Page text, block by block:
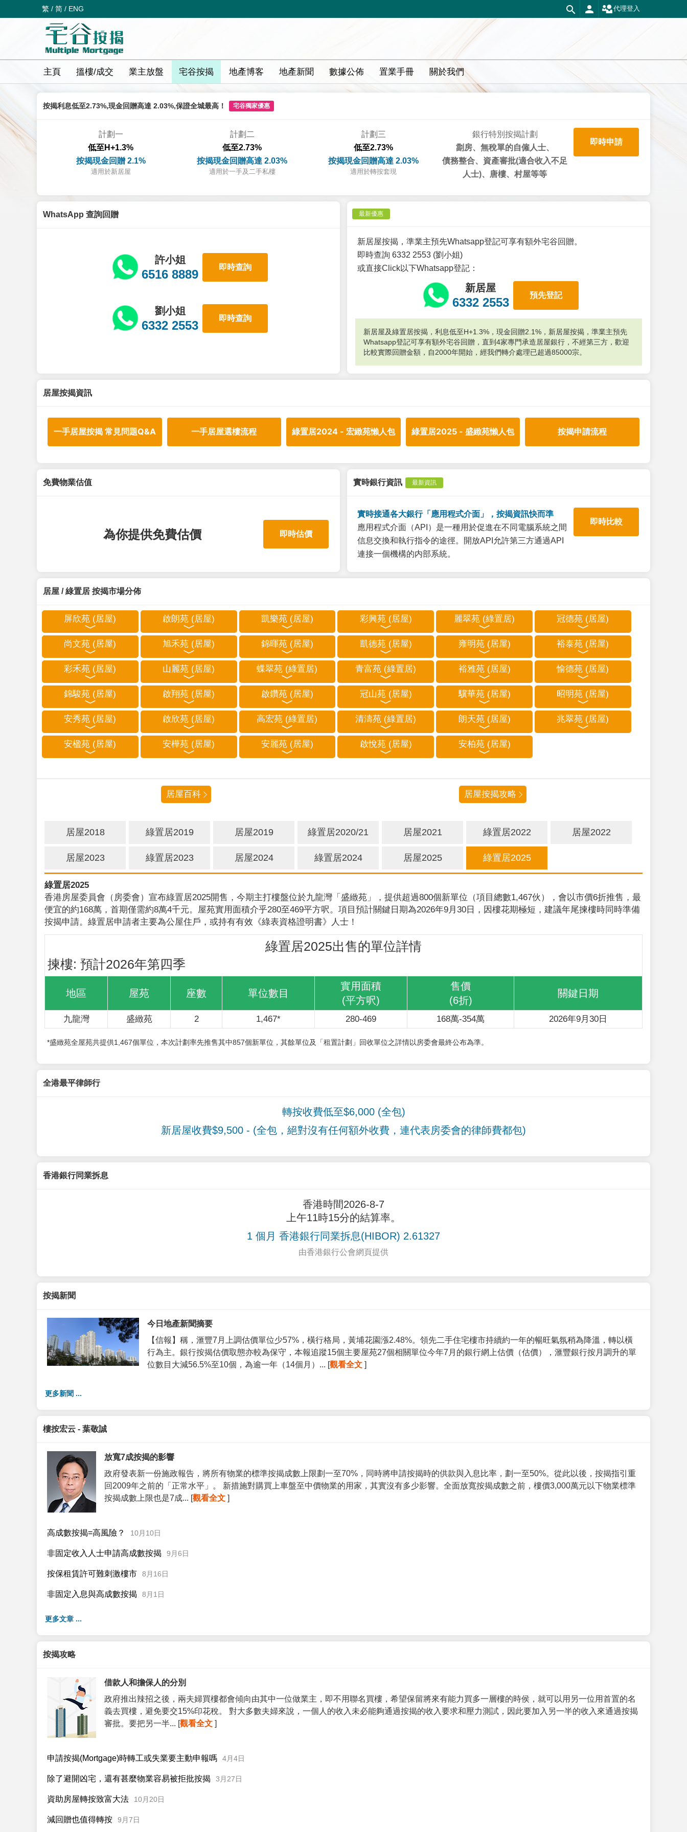
繁 / 简 / ENG 代理登入
主頁 搵樓/成交 業主放盤 宅谷按揭 地產博客 地產新聞 數據公佈 置業手冊 關於我們
按揭利息低至2.73%,現金回贈高達 2.03%,保證全城最高！ 宅谷獨家優惠
計劃一
低至H+1.3%
按揭現金回贈 2.1%
適用於新居屋
計劃二
低至2.73%
按揭現金回贈高達 2.03%
適用於一手及二手私樓
計劃三
低至2.73%
按揭現金回贈高達 2.03%
適用於轉按套現
銀行特別按揭計劃
劏房、無稅單的自僱人士、
債務整合、資產審批(適合收入不足
人士)、唐樓、村屋等等
即時申請
WhatsApp 查詢回贈
許小姐
6516 8889
即時查詢
劉小姐
6332 2553
即時查詢
最新優惠
新居屋按揭，準業主預先Whatsapp登記可享有額外宅谷回贈。
即時查詢 6332 2553 (劉小姐)
或直接Click以下Whatsapp登記：
新居屋
6332 2553
預先登記
新居屋及綠置居按揭，利息低至H+1.3%，現金回贈2.1%，新居屋按揭，準業主預先
Whatsapp登記可享有額外宅谷回贈，直到4家專門承造居屋銀行，不經第三方，歡迎
比較實際回贈金額，自2000年開始，經我們轉介處理已超過85000宗。
居屋按揭資訊
一手居屋按揭 常見問題Q&A 一手居屋選樓流程 綠置居2024 - 宏緻苑懶人包 綠置居2025 - 盛緻苑懶人包 按揭申請流程
免費物業估值
為你提供免費估價 即時估價
實時銀行資訊 最新資訊
實時接通各大銀行「應用程式介面」，按揭資訊快而準
應用程式介面（API）是一種用於促進在不同電腦系統之間
信息交換和執行指令的途徑。開放API允許第三方通過API
連接一個機構的内部系統。
即時比較
居屋 / 綠置居 按揭市場分佈
屏欣苑 (居屋) 啟朗苑 (居屋) 凱樂苑 (居屋) 彩興苑 (居屋) 麗翠苑 (綠置居) 冠德苑 (居屋)
尚文苑 (居屋) 旭禾苑 (居屋) 錦暉苑 (居屋) 凱德苑 (居屋) 雍明苑 (居屋) 裕泰苑 (居屋)
彩禾苑 (居屋) 山麗苑 (居屋) 蝶翠苑 (綠置居) 青富苑 (綠置居) 裕雅苑 (居屋) 愉德苑 (居屋)
錦駿苑 (居屋) 啟翔苑 (居屋) 啟鑽苑 (居屋) 冠山苑 (居屋) 驥華苑 (居屋) 昭明苑 (居屋)
安秀苑 (居屋) 啟欣苑 (居屋) 高宏苑 (綠置居) 清濤苑 (綠置居) 朗天苑 (居屋) 兆翠苑 (居屋)
安楹苑 (居屋) 安樺苑 (居屋) 安麗苑 (居屋) 啟悅苑 (居屋) 安柏苑 (居屋)
居屋百科 居屋按揭攻略
居屋2018 綠置居2019 居屋2019 綠置居2020/21 居屋2021 綠置居2022 居屋2022
居屋2023 綠置居2023 居屋2024 綠置居2024 居屋2025 綠置居2025
綠置居2025
香港房屋委員會（房委會）宣布綠置居2025開售，今期主打樓盤位於九龍灣「盛緻苑」，提供超過800個新單位（項目總數1,467伙），會以市價6折推售，最
便宜的約168萬，首期僅需約8萬4千元。屋苑實用面積介乎280至469平方呎。項目預計關鍵日期為2026年9月30日，因樓花期極短，建議年尾揀樓時同時準備
按揭申請。綠置居申請者主要為公屋住戶，或持有有效《綠表資格證明書》人士！
綠置居2025出售的單位詳情
揀樓: 預計2026年第四季
地區 屋苑 座數 單位數目
實用面積
(平方呎)
售價
(6折)
關鍵日期
九龍灣 盛緻苑 2 1,467* 280-469 168萬-354萬 2026年9月30日
*盛緻苑全屋苑共提供1,467個單位，本次計劃率先推售其中857個新單位，其餘單位及「租置計劃」回收單位之詳情以房委會最終公布為準。
全港最平律師行
轉按收費低至$6,000 (全包)
新居屋收費$9,500 - (全包，絕對沒有任何額外收費，連代表房委會的律師費都包)
香港銀行同業拆息
香港時間2026-8-7
上午11時15分的結算率。
1 個月 香港銀行同業拆息(HIBOR) 2.61327
由香港銀行公會網頁提供
按揭新聞
今日地產新聞摘要
【信報】稱，滙豐7月上調估價單位少57%，橫行格局，黃埔花園漲2.48%。領先二手住宅樓市持續約一年的暢旺氣氛稍為降溫，轉以橫
行為主。銀行按揭估價取態亦較為保守，本報追蹤15個主要屋苑27個相關單位今年7月的銀行網上估價（估價），滙豐銀行按月調升的單
位數目大減56.5%至10個，為逾一年（14個月）... [觀看全文 ]
更多新聞 ...
樓按宏云 - 葉敬誠
放寬7成按揭的影響
政府發表新一份施政報告，將所有物業的標準按揭成數上限劃一至70%，同時將申請按揭時的供款與入息比率，劃一至50%。從此以後，按揭指引重
回2009年之前的「正常水平」。 新措施對購買上車盤至中價物業的用家，其實沒有多少影響。全面放寬按揭成數之前，樓價3,000萬元以下物業標準
按揭成數上限也是7成... [觀看全文 ]
高成數按揭=高風險？ 10月10日
非固定收入人士申請高成數按揭 9月6日
按保租賃許可難刺激樓市 8月16日
非固定入息與高成數按揭 8月1日
更多文章 ...
按揭攻略
借款人和擔保人的分別
政府推出辣招之後，兩夫婦買樓都會傾向由其中一位做業主，即不用聯名買樓，希望保留將來有能力買多一層樓的時侯，就可以用另一位用首置的名
義去買樓，避免要交15%印花稅。 對大多數夫婦來說，一個人的收入未必能夠通過按揭的收入要求和壓力測試，因此要加入另一半的收入來通過按揭
審批。要把另一半... [觀看全文 ]
申請按揭(Mortgage)時轉工或失業要主動申報嗎 4月4日
除了避開凶宅，還有甚麼物業容易被拒批按揭 3月27日
資助房屋轉按致富大法 10月20日
減回贈也值得轉按 9月7日